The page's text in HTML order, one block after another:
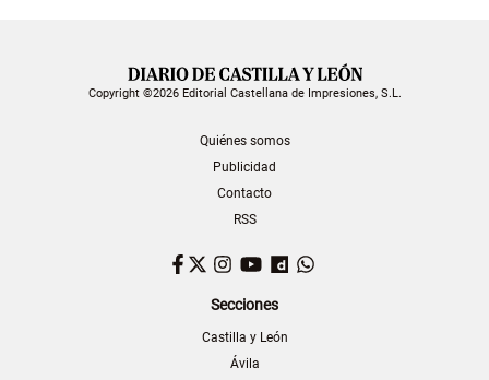
Copyright ©2026 Editorial Castellana de Impresiones, S.L.
Quiénes somos
Publicidad
Contacto
RSS
Facebook
TwitterInstagram
YouTubeDailymotion
Secciones
Castilla y León
Ávila